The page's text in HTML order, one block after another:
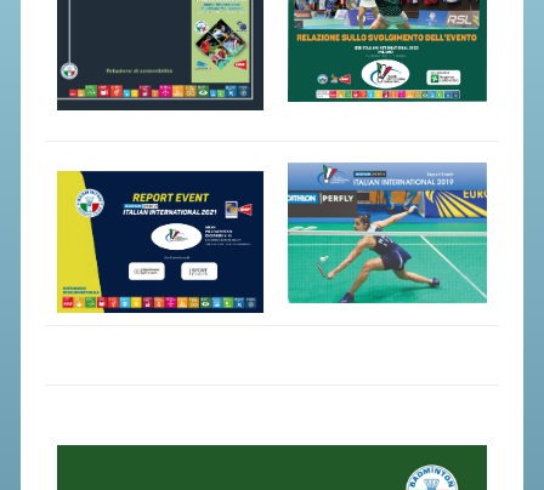
SEGRETERIA FEDERALE
CONTATTI
AVVISI E BANDI
RESPONSABILITÀ SOCIALE
SAFEGUARDING
RICHIESTA PATROCINIO
GIUSTIZIA FEDERALE
ORGANI DI GIUSTIZIA FEDERALE